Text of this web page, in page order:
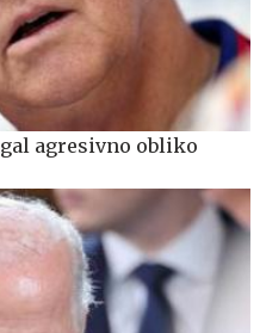
agresivno obliko